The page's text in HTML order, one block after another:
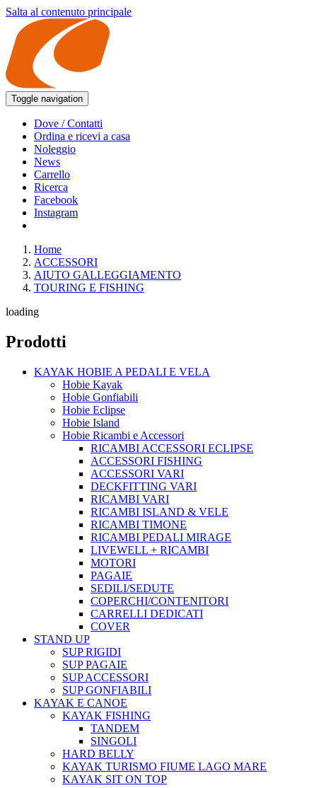
Salta al contenuto principale
Toggle navigation
Dove / Contatti
Ordina e ricevi a casa
Noleggio
News
Carrello
Ricerca
Facebook
Instagram
Home
ACCESSORI
AIUTO GALLEGGIAMENTO
TOURING E FISHING
loading
Prodotti
KAYAK HOBIE A PEDALI E VELA
Hobie Kayak
Hobie Gonfiabili
Hobie Eclipse
Hobie Island
Hobie Ricambi e Accessori
RICAMBI ACCESSORI ECLIPSE
ACCESSORI FISHING
ACCESSORI VARI
DECKFITTING VARI
RICAMBI VARI
RICAMBI ISLAND & VELE
RICAMBI TIMONE
RICAMBI PEDALI MIRAGE
LIVEWELL + RICAMBI
MOTORI
PAGAIE
SEDILI/SEDUTE
COPERCHI/CONTENITORI
CARRELLI DEDICATI
COVER
STAND UP
SUP RIGIDI
SUP PAGAIE
SUP ACCESSORI
SUP GONFIABILI
KAYAK E CANOE
KAYAK FISHING
TANDEM
SINGOLI
HARD BELLY
KAYAK TURISMO FIUME LAGO MARE
KAYAK SIT ON TOP